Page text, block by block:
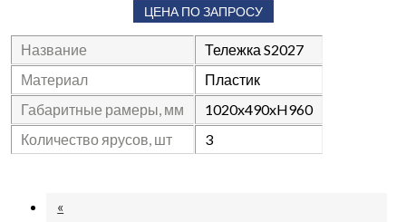
ЦЕНА ПО ЗАПРОСУ
Название
Тележка S2027
Материал
Пластик
Габаритные рамеры, мм
1020x490xH960
Количество ярусов, шт
3
«